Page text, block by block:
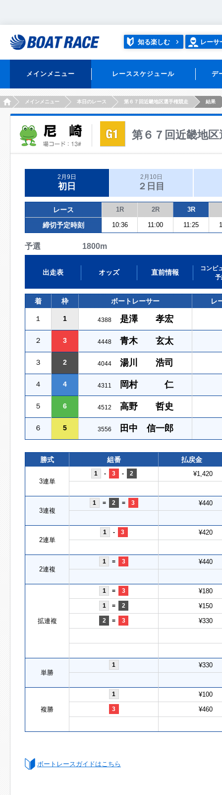
知る楽しむ レーサ
メインメニュー レーススケジュール デ
HOMEメインメニュー 本日のレース 第６７回近畿地区選手権競走 結果
第６７回近畿地
2月9日
初日
2月10日
２日目
レース 1R 2R 3R
締切予定時刻 10:36 11:00 11:25
予選 1800m
出走表 オッズ 直前情報
コンピ
予
着 枠 ボートレーサー レ
１ 1 4388 是澤 孝宏
２ 3 4448 青木 玄太
３ 2 4044 湯川 浩司
４ 4 4311 岡村 仁
５ 6 4512 高野 哲史
６ 5 3556 田中 信一郎
勝式 組番 払戻金
3連単
1 - 3 - 2 ¥1,420
3連複
1 = 2 = 3 ¥440
2連単
1 - 3 ¥420
2連複
1 = 3 ¥440
拡連複
1 = 3 ¥180
1 = 2 ¥150
2 = 3 ¥330
単勝
1 ¥330
複勝
1 ¥100
3 ¥460
ボートレースガイドはこちら